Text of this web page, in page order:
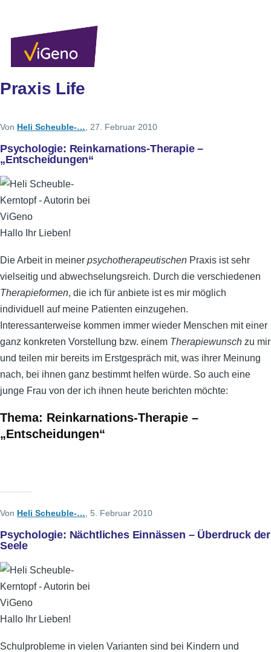
Praxis Life
Von Heli Scheuble-… , 27. Februar 2010
Psychologie: Reinkarnations-Therapie –
„Entscheidungen“
Hallo Ihr Lieben!
Die Arbeit in meiner psychotherapeutischen Praxis ist sehr
vielseitig und abwechselungsreich. Durch die verschiedenen
Therapieformen, die ich für anbiete ist es mir möglich
individuell auf meine Patienten einzugehen.
Interessanterweise kommen immer wieder Menschen mit einer
ganz konkreten Vorstellung bzw. einem Therapiewunsch zu mir
und teilen mir bereits im Erstgespräch mit, was ihrer Meinung
nach, bei ihnen ganz bestimmt helfen würde. So auch eine
junge Frau von der ich ihnen heute berichten möchte:
Thema: Reinkarnations-Therapie –
„Entscheidungen“
Von Heli Scheuble-… , 5. Februar 2010
Psychologie: Nächtliches Einnässen – Überdruck der
Seele
Hallo Ihr Lieben!
Schulprobleme in vielen Varianten sind bei Kindern und